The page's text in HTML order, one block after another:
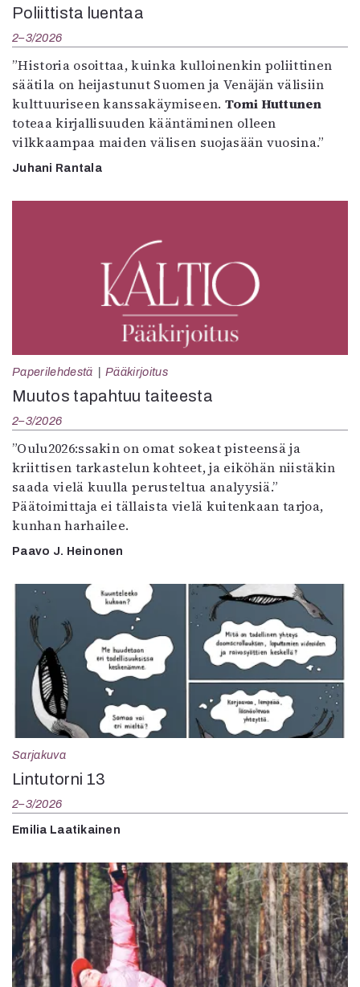
Poliittista luentaa
2–3/2026
”Historia osoittaa, kuinka kulloinenkin poliittinen
säätila on heijastunut Suomen ja Venäjän välisiin
kulttuuriseen kanssakäymiseen. Tomi Huttunen
toteaa kirjallisuuden kääntäminen olleen
vilkkaampaa maiden välisen suojasään vuosina.”
Juhani Rantala
Paperilehdestä Pääkirjoitus
Muutos tapahtuu taiteesta
2–3/2026
”Oulu2026:ssakin on omat sokeat pisteensä ja
kriittisen tarkastelun kohteet, ja eiköhän niistäkin
saada vielä kuulla perusteltua analyysiä.”
Päätoimittaja ei tällaista vielä kuitenkaan tarjoa,
kunhan harhailee.
Paavo J. Heinonen
Sarjakuva
Lintutorni 13
2–3/2026
Emilia Laatikainen